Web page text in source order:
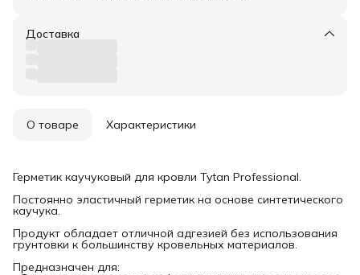
Доставка
О товаре Характеристики
Герметик каучуковый для кровли Tytan Professional.
Постоянно эластичный герметик на основе синтетического
каучука.
Продукт обладает отличной адгезией без использования
грунтовки к большинству кровельных материалов.
Предназначен для: